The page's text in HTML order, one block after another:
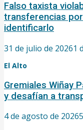
Falso taxista
transferencias por
identificarlo
31 de julio de 20261
El Alto
Gremiales Wiñay
y desafían a
4 de agosto de 2026